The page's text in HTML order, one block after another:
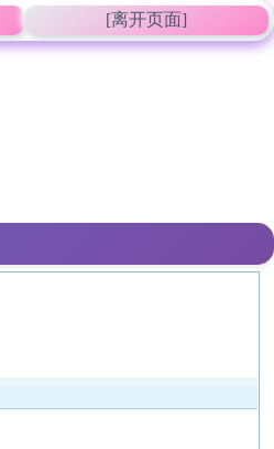
[离开页面]